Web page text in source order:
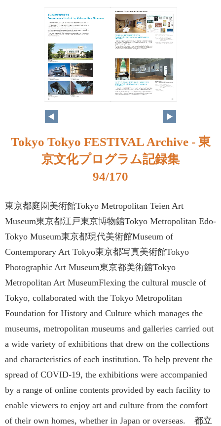
Tokyo Tokyo FESTIVAL Archive - 東
京文化プログラム記録集
94/170
東京都庭園美術館Tokyo Metropolitan Teien Art
Museum東京都江戸東京博物館Tokyo Metropolitan Edo-
Tokyo Museum東京都現代美術館Museum of
Contemporary Art Tokyo東京都写真美術館Tokyo
Photographic Art Museum東京都美術館Tokyo
Metropolitan Art MuseumFlexing the cultural muscle of
Tokyo, collaborated with the Tokyo Metropolitan
Foundation for History and Culture which manages the
museums, metropolitan museums and galleries carried out
a wide variety of exhibitions that drew on the collections
and characteristics of each institution. To help prevent the
spread of COVID-19, the exhibitions were accompanied
by a range of online contents provided by each facility to
enable viewers to enjoy art and culture from the comfort
of their own homes, whether in Japan or overseas. 都立